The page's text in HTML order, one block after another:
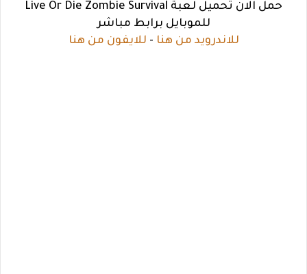
حمل الان تحميل لعبة Live Or Die Zombie Survival
للموبايل برابط مباشر
للاندرويد من هنا - للايفون من هنا